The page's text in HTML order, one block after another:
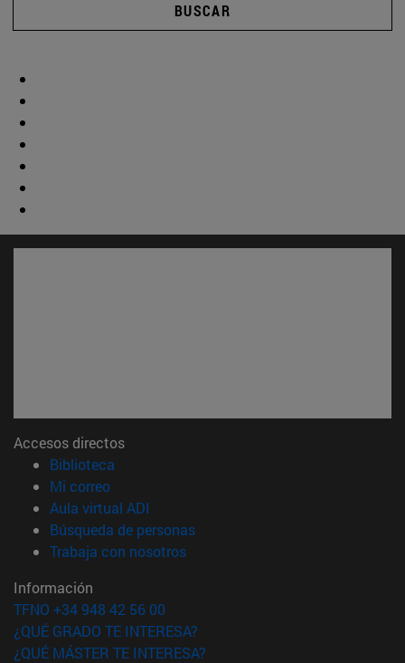
BUSCAR
Accesos directos
Biblioteca
Mi correo(abre en nueva ventana)
Aula virtual ADI
Búsqueda de personas(abre en nueva ventana)
Trabaja con nosotros(abre en nueva ventana)
Información
TFNO +34 948 42 56 00
¿QUÉ GRADO TE INTERESA?
¿QUÉ MÁSTER TE INTERESA?